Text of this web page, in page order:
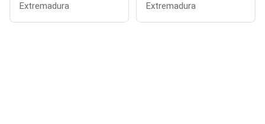
Extremadura Extremadura